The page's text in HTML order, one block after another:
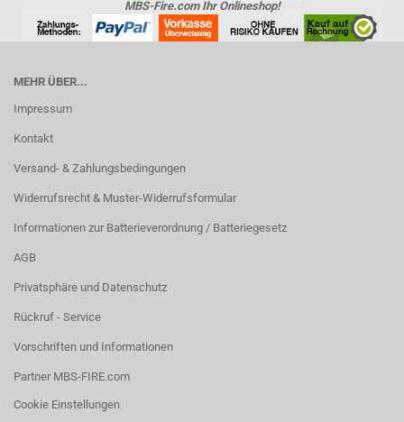
MBS-Fire.com Ihr Onlineshop!
MEHR ÜBER...
Impressum
Kontakt
Versand- & Zahlungsbedingungen
Widerrufsrecht & Muster-Widerrufsformular
Informationen zur Batterieverordnung / Batteriegesetz
AGB
Privatsphäre und Datenschutz
Rückruf - Service
Vorschriften und Informationen
Partner MBS-FIRE.com
Cookie Einstellungen